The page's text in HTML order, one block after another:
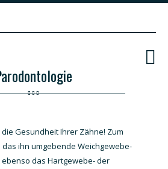
Gesundheit Ihrer Zähne! Zum
ihn umgebende Weichgewebe-
das Hartgewebe- der